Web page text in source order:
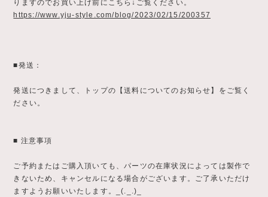
りますのでお買い上げ前にこちら↓ご覧ください。
https://www.yju-style.com/blog/2023/02/15/200357
■発送：
発送につきまして、トップの【送料についてのお知らせ】をご覧く
ださい。
■ 注意事項
ご予約またはご購入頂いても、パーツの在庫状況によっては製作で
きないため、キャンセルになる場合がございます。ご了承いただけ
ますようお願いいたします。_(._.)_